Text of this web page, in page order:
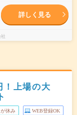
詳しく見る
！上場の大
休み WEB登録OK